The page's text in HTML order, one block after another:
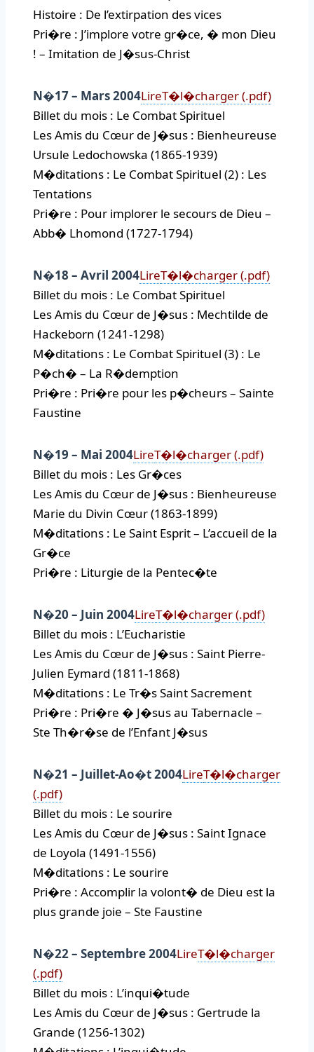
Histoire : De l’extirpation des vices
Pri�re : J’implore votre gr�ce, � mon Dieu
! – Imitation de J�sus-Christ
N�17 – Mars 2004LireT�l�charger (.pdf)
Billet du mois : Le Combat Spirituel
Les Amis du Cœur de J�sus : Bienheureuse
Ursule Ledochowska (1865-1939)
M�ditations : Le Combat Spirituel (2) : Les
Tentations
Pri�re : Pour implorer le secours de Dieu –
Abb� Lhomond (1727-1794)
N�18 – Avril 2004LireT�l�charger (.pdf)
Billet du mois : Le Combat Spirituel
Les Amis du Cœur de J�sus : Mechtilde de
Hackeborn (1241-1298)
M�ditations : Le Combat Spirituel (3) : Le
P�ch� – La R�demption
Pri�re : Pri�re pour les p�cheurs – Sainte
Faustine
N�19 – Mai 2004LireT�l�charger (.pdf)
Billet du mois : Les Gr�ces
Les Amis du Cœur de J�sus : Bienheureuse
Marie du Divin Cœur (1863-1899)
M�ditations : Le Saint Esprit – L’accueil de la
Gr�ce
Pri�re : Liturgie de la Pentec�te
N�20 – Juin 2004LireT�l�charger (.pdf)
Billet du mois : L’Eucharistie
Les Amis du Cœur de J�sus : Saint Pierre-
Julien Eymard (1811-1868)
M�ditations : Le Tr�s Saint Sacrement
Pri�re : Pri�re � J�sus au Tabernacle –
Ste Th�r�se de l’Enfant J�sus
N�21 – Juillet-Ao�t 2004LireT�l�charger
(.pdf)
Billet du mois : Le sourire
Les Amis du Cœur de J�sus : Saint Ignace
de Loyola (1491-1556)
M�ditations : Le sourire
Pri�re : Accomplir la volont� de Dieu est la
plus grande joie – Ste Faustine
N�22 – Septembre 2004LireT�l�charger
(.pdf)
Billet du mois : L’inqui�tude
Les Amis du Cœur de J�sus : Gertrude la
Grande (1256-1302)